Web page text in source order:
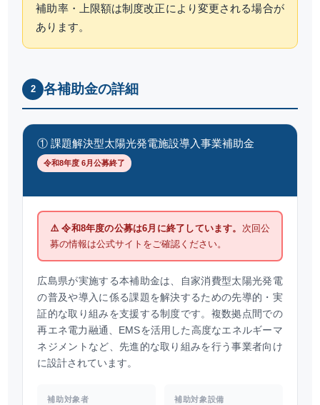
補助率・上限額は制度改正により変更される場合が
あります。
2 各補助金の詳細
① 課題解決型太陽光発電施設導入事業補助金
令和8年度 6月公募終了
⚠️ 令和8年度の公募は6月に終了しています。 次回公
募の情報は公式サイトをご確認ください。
広島県が実施する本補助金は、自家消費型太陽光発電
の普及や導入に係る課題を解決するための先導的・実
証的な取り組みを支援する制度です。複数拠点間での
再エネ電力融通、EMSを活用した高度なエネルギーマ
ネジメントなど、先進的な取り組みを行う事業者向け
に設計されています。
補助対象者 補助対象設備